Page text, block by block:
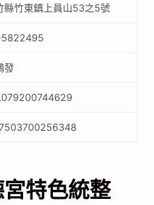
縣竹東鎮上員山53之5號
發
特色統整